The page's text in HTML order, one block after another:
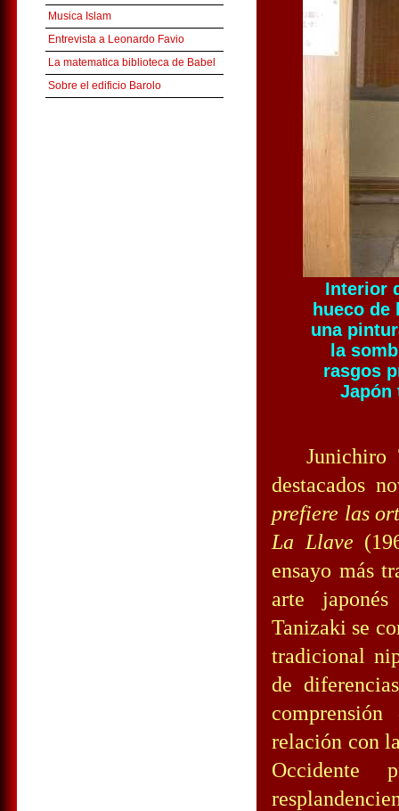
Musica Islam
Entrevista a Leonardo Favio
La matematica biblioteca de Babel
Sobre el edificio Barolo
Interior
hueco
una
la
rasgos
Japón
Junichiro
destacados
prefiere las
La Llave
ensayo más
arte
Tanizaki se
tradicional
de
relación con